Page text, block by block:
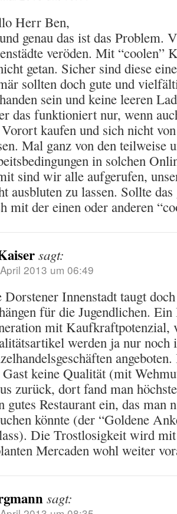
Herr Ben,
genau das ist das Problem.
veröden. Mit “coolen”
getan. Sicher sind diese
sollten doch gute und
sein und keine leeren
das funktioniert nur, wenn
kaufen und sich nicht
Mal ganz von den teilweise
in solchen
sind wir alle aufgerufen,
ausbluten zu lassen. Sollte
mit der einen oder anderen
sagt:
2013 um 06:49
Dorstener Innenstadt taugt
für die Jugendlichen.
mit Kaufkraftpotenzial,
werden ja nur noch
keine Qualität (mit
zurück, dort fand man
gutes Restaurant ein, das man
könnte (der “Goldene
Die Trostlosigkeit wird
Mercaden wohl weiter
sagt: